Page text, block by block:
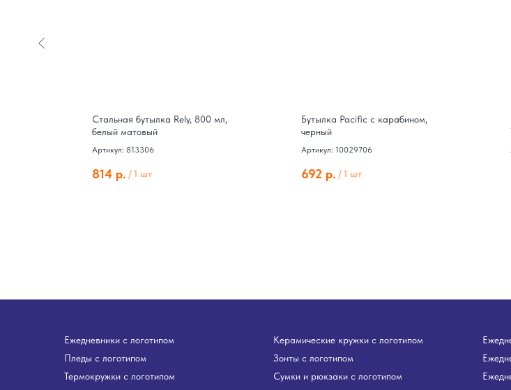
Стальная бутылка Rely, 800 мл,
белый матовый
Артикул: 813306
814 р. /1 шт
Бутылка Pacific с карабином,
черный
Артикул: 10029706
692 р. /1 шт
Ежедневники с логотипом
Пледы с логотипом
Термокружки с логотипом
Керамические кружки с логотипом
Зонты с логотипом
Сумки и рюкзаки с логотипом